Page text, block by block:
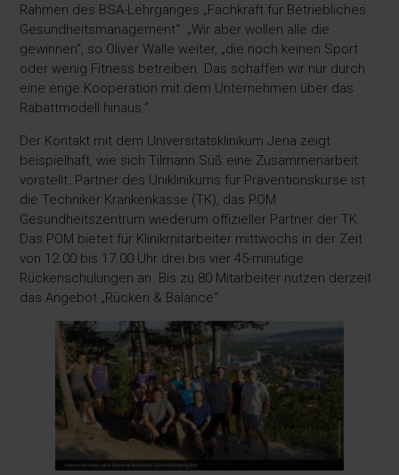
Rahmen des BSA-Lehrganges „Fachkraft für Betriebliches
Gesundheitsmanagement“. „Wir aber wollen alle die
gewinnen“, so Oliver Walle weiter, „die noch keinen Sport
oder wenig Fitness betreiben. Das schaffen wir nur durch
eine enge Kooperation mit dem Unternehmen über das
Rabattmodell hinaus.“
Der Kontakt mit dem Universitätsklinikum Jena zeigt
beispielhaft, wie sich Tilmann Süß eine Zusammenarbeit
vorstellt. Partner des Uniklinikums für Präventionskurse ist
die Techniker Krankenkasse (TK), das POM
Gesundheitszentrum wiederum offizieller Partner der TK.
Das POM bietet für Klinikmitarbeiter mittwochs in der Zeit
von 12.00 bis 17.00 Uhr drei bis vier 45-minütige
Rückenschulungen an. Bis zu 80 Mitarbeiter nutzen derzeit
das Angebot „Rücken & Balance“.